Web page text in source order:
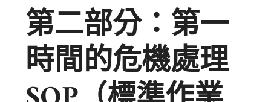
第二部分：第一
時間的危機處理